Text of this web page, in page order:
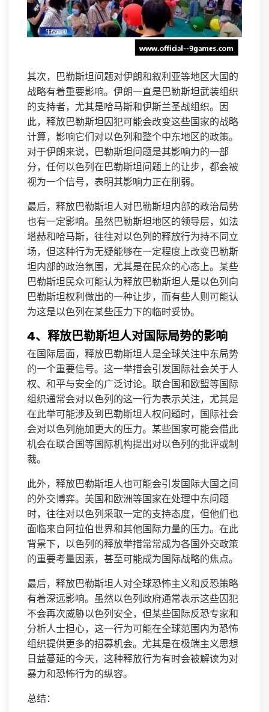
其次，巴勒斯坦问题对伊朗和叙利亚等地区大国的
战略有着重要影响。伊朗一直是巴勒斯坦武装组织
的支持者，尤其是哈马斯和伊斯兰圣战组织。因
此，释放巴勒斯坦囚犯可能会改变这些国家的战略
计算，影响它们对以色列和整个中东地区的政策。
对于伊朗来说，巴勒斯坦问题是其影响力的一部
分，任何以色列在巴勒斯坦问题上的让步，都会被
视为一个信号，表明其影响力正在削弱。
最后，释放巴勒斯坦人对巴勒斯坦内部的政治局势
也有一定影响。虽然巴勒斯坦地区的领导层，如法
塔赫和哈马斯，往往对以色列的释放行为持不同立
场，但这种行为无疑能够在一定程度上改变巴勒斯
坦内部的政治氛围，尤其是在民众的心态上。某些
巴勒斯坦民众可能认为释放巴勒斯坦人是以色列向
巴勒斯坦权利做出的一种让步，而有些人则可能认
为这是以色列在某些压力下的临时妥协。
4、释放巴勒斯坦人对国际局势的影响
在国际层面，释放巴勒斯坦人是全球关注中东局势
的一个重要信号。这一举措会引发国际社会关于人
权、和平与安全的广泛讨论。联合国和欧盟等国际
组织通常会对以色列的这一行为表示关注，尤其是
在此举可能涉及到巴勒斯坦人权问题时，国际社会
会对以色列施加更大的压力。某些国家可能会借此
机会在联合国等国际机构提出对以色列的批评或制
裁。
此外，释放巴勒斯坦人也可能会引发国际大国之间
的外交博弈。美国和欧洲等国家在处理中东问题
时，往往对以色列采取一定的支持态度，但他们也
面临来自阿拉伯世界和其他国际力量的压力。在此
背景下，以色列的释放举措常常成为各国外交政策
的重要考量因素，甚至可能成为国际战略的焦点。
最后，释放巴勒斯坦人对全球恐怖主义和反恐策略
有着深远影响。虽然以色列政府通常表示这些囚犯
不会再次威胁以色列安全，但某些国际反恐专家和
分析人士担心，这一行为可能在全球范围内为恐怖
组织提供更多的招募机会。尤其是在极端主义思想
日益蔓延的今天，这种释放行为有时会被解读为对
暴力和恐怖行为的纵容。
总结：